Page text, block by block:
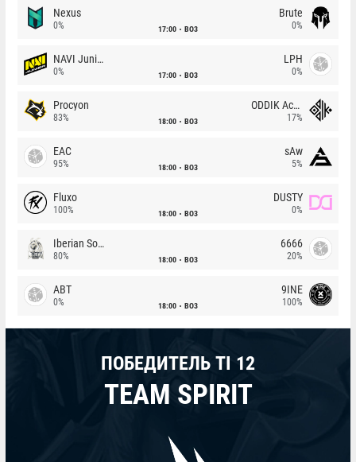
Nexus
0% 17:00 BO3
Brute
0%
NAVI Junior
0% 17:00 BO3
LPH
0%
Procyon
83% 18:00 BO3
ODDIK Academy
17%
EAC
95% 18:00 BO3
sAw
5%
Fluxo
100% 18:00 BO3
DUSTY
0%
Iberian Soul
80% 18:00 BO3
6666
20%
ABT
0% 18:00 BO3
9INE
100%
ПОБЕДИТЕЛЬ TI 12
TEAM SPIRIT